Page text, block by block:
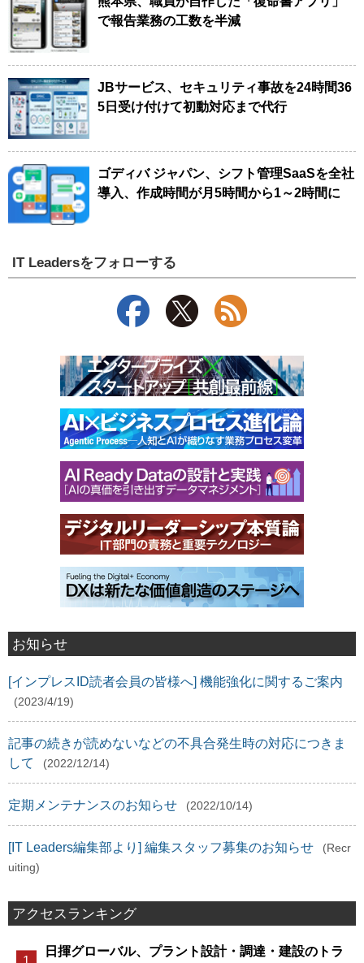
で報告業務の工数を半減
JBサービス、セキュリティ事故を24時間36
5日受け付けて初動対応まで代行
ゴディバ ジャパン、シフト管理SaaSを全社
導入、作成時間が月5時間から1～2時間に
IT Leadersをフォローする
お知らせ
[インプレスID読者会員の皆様へ] 機能強化に関するご案内
(2023/4/19)
記事の続きが読めないなどの不具合発生時の対応につきま
して
(2022/12/14)
定期メンテナンスのお知らせ (2022/10/14)
[IT Leaders編集部より] 編集スタッフ募集のお知らせ
(Recr
uiting)
アクセスランキング
日揮グローバル、プラント設計・調達・建設のトラ